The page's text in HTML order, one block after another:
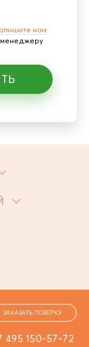
нам
менеджеру
495 150-57-72
ЗАКАЗАТЬ ПОВЕРКУ